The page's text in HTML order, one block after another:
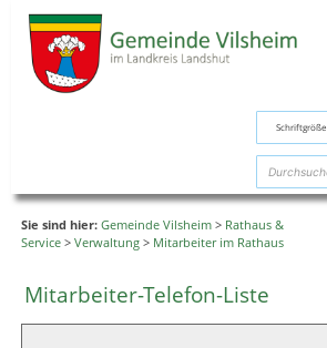
Schriftgröße
Sie sind hier: Gemeinde Vilsheim > Rathaus &
Service > Verwaltung > Mitarbeiter im Rathaus
Mitarbeiter-Telefon-Liste